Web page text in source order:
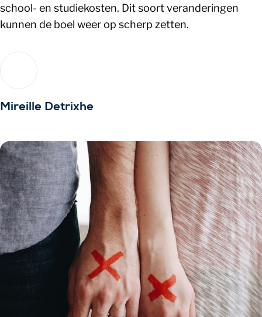
school- en studiekosten. Dit soort veranderingen
kunnen de boel weer op scherp zetten.
Mireille Detrixhe